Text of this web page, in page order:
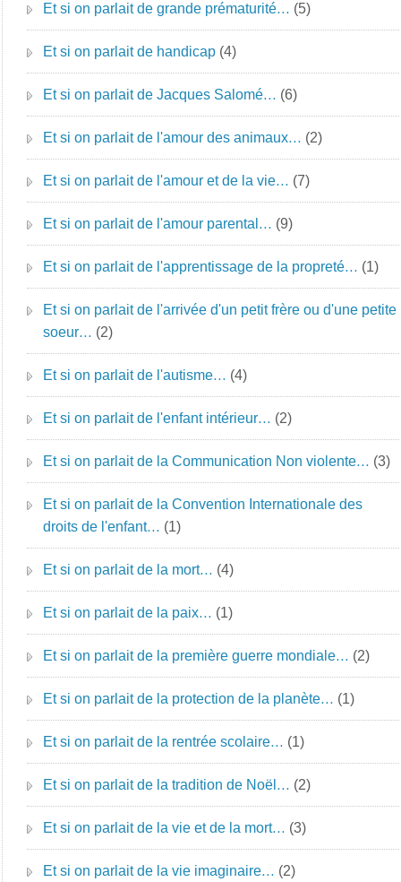
Et si on parlait de grande prématurité… (5)
Et si on parlait de handicap (4)
Et si on parlait de Jacques Salomé… (6)
Et si on parlait de l'amour des animaux… (2)
Et si on parlait de l'amour et de la vie… (7)
Et si on parlait de l'amour parental… (9)
Et si on parlait de l'apprentissage de la propreté… (1)
Et si on parlait de l'arrivée d'un petit frère ou d'une petite
soeur… (2)
Et si on parlait de l'autisme… (4)
Et si on parlait de l'enfant intérieur… (2)
Et si on parlait de la Communication Non violente… (3)
Et si on parlait de la Convention Internationale des
droits de l'enfant… (1)
Et si on parlait de la mort… (4)
Et si on parlait de la paix… (1)
Et si on parlait de la première guerre mondiale… (2)
Et si on parlait de la protection de la planète… (1)
Et si on parlait de la rentrée scolaire… (1)
Et si on parlait de la tradition de Noël… (2)
Et si on parlait de la vie et de la mort… (3)
Et si on parlait de la vie imaginaire… (2)